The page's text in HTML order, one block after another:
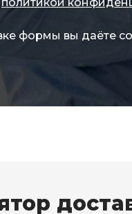
формы вы даёте